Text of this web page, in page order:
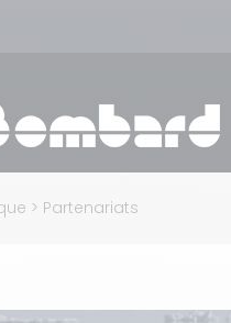
> Partenariats